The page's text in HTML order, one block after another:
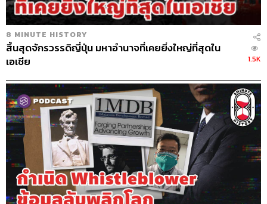
8 MINUTE HISTORY
สิ้นสุดจักรวรรดิญี่ปุ่น มหาอำนาจที่เคยยิ่งใหญ่ที่สุดใน
เอเชีย
1.5K